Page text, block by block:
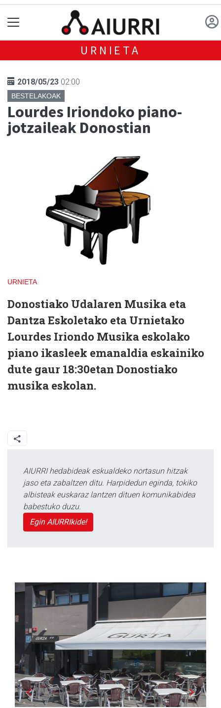
URNIETA
2018/05/23 02:00
BESTELAKOAK
Lourdes Iriondoko piano-
jotzaileak Donostian
URNIETA
Donostiako Udalaren Musika eta
Dantza Eskoletako eta Urnietako
Lourdes Iriondo Musika eskolako
piano ikasleek emanaldia eskainiko
dute gaur 18:30etan Donostiako
musika eskolan.
AIURRI hedabideak eskualdeko nortasun hitzak
jaso eta zabaltzen ditu. Harpidedun eginda, tokiko
albisteak euskaraz lantzen dituen komunikabidea
babestuko duzu.
Egin AIURRIkide!
Previous Next